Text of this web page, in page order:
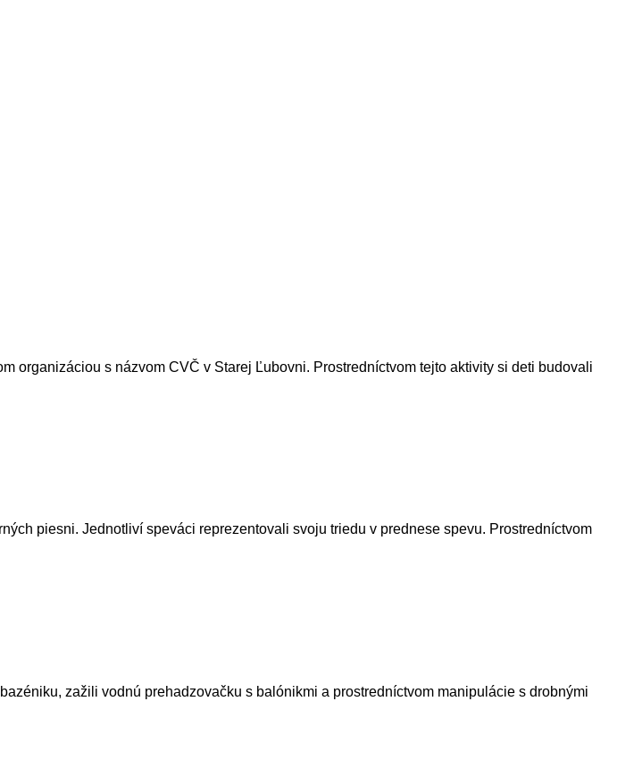
organizáciou s názvom CVČ v Starej Ľubovni. Prostredníctvom tejto aktivity si deti budovali
piesni. Jednotliví speváci reprezentovali svoju triedu v prednese spevu. Prostredníctvom
zažili vodnú prehadzovačku s balónikmi a prostredníctvom manipulácie s drobnými